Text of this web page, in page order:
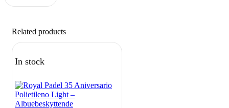
Related products
In stock